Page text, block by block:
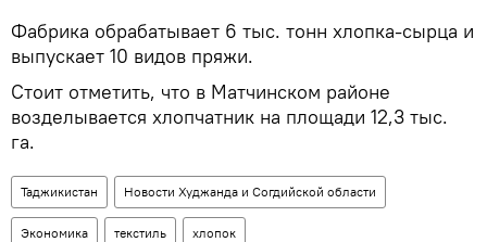
Фабрика обрабатывает 6 тыс. тонн хлопка-сырца и
выпускает 10 видов пряжи.
Стоит отметить, что в Матчинском районе
возделывается хлопчатник на площади 12,3 тыс.
га.
Таджикистан Новости Худжанда и Согдийской области
Экономика текстиль хлопок